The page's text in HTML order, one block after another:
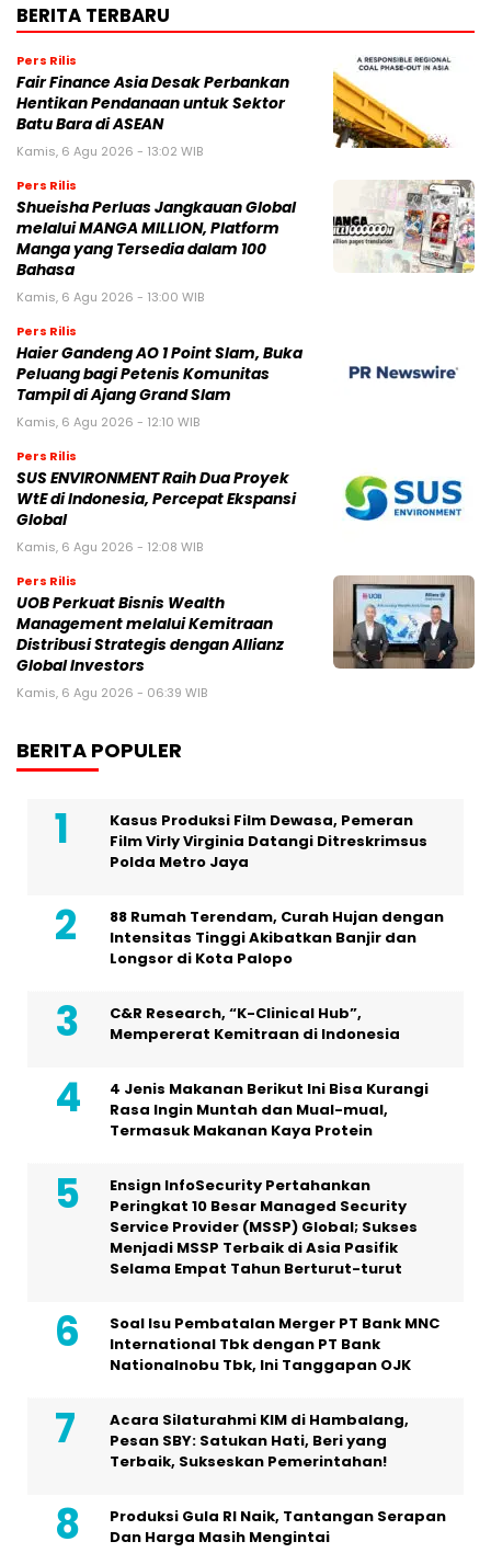
BERITA TERBARU
Pers Rilis
Fair Finance Asia Desak Perbankan
Hentikan Pendanaan untuk Sektor
Batu Bara di ASEAN
Kamis, 6 Agu 2026 - 13:02 WIB
Pers Rilis
Shueisha Perluas Jangkauan Global
melalui MANGA MILLION, Platform
Manga yang Tersedia dalam 100
Bahasa
Kamis, 6 Agu 2026 - 13:00 WIB
Pers Rilis
Haier Gandeng AO 1 Point Slam, Buka
Peluang bagi Petenis Komunitas
Tampil di Ajang Grand Slam
Kamis, 6 Agu 2026 - 12:10 WIB
Pers Rilis
SUS ENVIRONMENT Raih Dua Proyek
WtE di Indonesia, Percepat Ekspansi
Global
Kamis, 6 Agu 2026 - 12:08 WIB
Pers Rilis
UOB Perkuat Bisnis Wealth
Management melalui Kemitraan
Distribusi Strategis dengan Allianz
Global Investors
Kamis, 6 Agu 2026 - 06:39 WIB
BERITA POPULER
Kasus Produksi Film Dewasa, Pemeran
Film Virly Virginia Datangi Ditreskrimsus
Polda Metro Jaya
88 Rumah Terendam, Curah Hujan dengan
Intensitas Tinggi Akibatkan Banjir dan
Longsor di Kota Palopo
C&R Research, “K-Clinical Hub”,
Mempererat Kemitraan di Indonesia
4 Jenis Makanan Berikut Ini Bisa Kurangi
Rasa Ingin Muntah dan Mual-mual,
Termasuk Makanan Kaya Protein
Ensign InfoSecurity Pertahankan
Peringkat 10 Besar Managed Security
Service Provider (MSSP) Global; Sukses
Menjadi MSSP Terbaik di Asia Pasifik
Selama Empat Tahun Berturut-turut
Soal Isu Pembatalan Merger PT Bank MNC
International Tbk dengan PT Bank
Nationalnobu Tbk, Ini Tanggapan OJK
Acara Silaturahmi KIM di Hambalang,
Pesan SBY: Satukan Hati, Beri yang
Terbaik, Sukseskan Pemerintahan!
Produksi Gula RI Naik, Tantangan Serapan
Dan Harga Masih Mengintai